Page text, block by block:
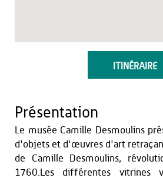
ITINÉRAIRE
Présentation
Le musée Camille Desmoulins
d'objets et d'œuvres d'art
de Camille Desmoulins,
1760.Les différentes vitrines